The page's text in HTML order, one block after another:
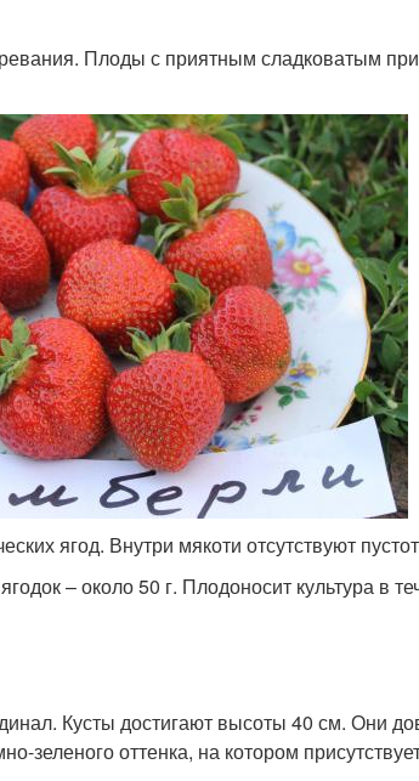
Плоды с приятным сладковатым
ягод. Внутри мякоти отсутствуют
– около 50 г. Плодоносит культура в
Кусты достигают высоты 40 см. Они
зеленого оттенка, на котором